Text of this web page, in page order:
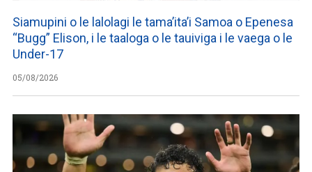
Siamupini o le lalolagi le tama’ita’i Samoa o Epenesa
“Bugg” Elison, i le taaloga o le tauiviga i le vaega o le
Under-17
05/08/2026